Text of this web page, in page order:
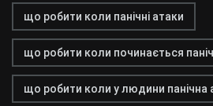
що робити коли панічні атаки
що робити коли починається
що робити коли у людини панічна